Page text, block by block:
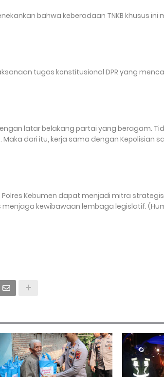
bahwa keberadaan TNKB khusus
tugas konstitusional DPR yang
latar belakang partai yang beragam.
dari itu, kerja sama dengan Kepolisian
Kebumen dapat menjadi mitra
kewibawaan lembaga legislatif.